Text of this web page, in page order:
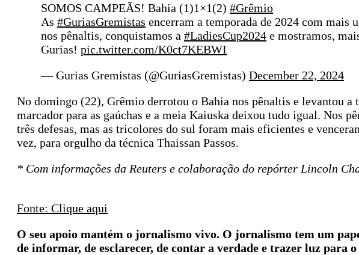
SOMOS CAMPEÃS! Bahia (1)1×1(2) #Grêmio
As #GuriasGremistas encerram a temporada de 2024 com
nos pênaltis, conquistamos a #LadiesCup2024 e mostramos,
Gurias! pic.twitter.com/K0ct7KEBWI
— Gurias Gremistas (@GuriasGremistas) December 22, 2024
No domingo (22), Grêmio derrotou o Bahia nos pênaltis e levantou
marcador para as gaúchas e a meia Kaiuska deixou tudo igual. Nos
três defesas, mas as tricolores do sul foram mais eficientes e
vez, para orgulho da técnica Thaissan Passos.
* Com informações da Reuters e colaboração do repórter Lincoln
Fonte: Clique aqui
O seu apoio mantém o jornalismo vivo. O jornalismo tem um
de informar, de esclarecer, de contar a verdade e trazer luz para o